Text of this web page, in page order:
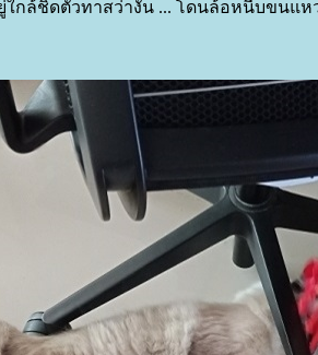
ใกล้ชิดตัวทาสว่างั้น ... โดนล้อหนีบขนแห